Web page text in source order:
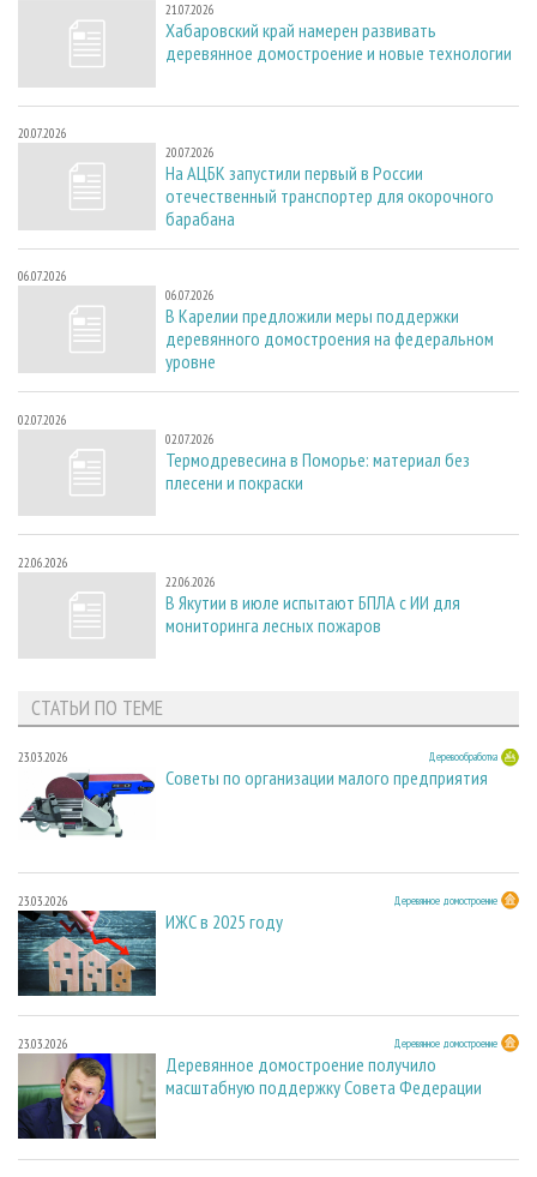
21.07.2026
Хабаровский край намерен развивать
деревянное домостроение и новые технологии
20.07.2026
20.07.2026
На АЦБК запустили первый в России
отечественный транспортер для окорочного
барабана
06.07.2026
06.07.2026
В Карелии предложили меры поддержки
деревянного домостроения на федеральном
уровне
02.07.2026
02.07.2026
Термодревесина в Поморье: материал без
плесени и покраски
22.06.2026
22.06.2026
В Якутии в июле испытают БПЛА с ИИ для
мониторинга лесных пожаров
СТАТЬИ ПО ТЕМЕ
23.03.2026 Деревообработка
Советы по организации малого предприятия
23.03.2026 Деревянное домостроение
ИЖС в 2025 году
23.03.2026 Деревянное домостроение
Деревянное домостроение получило
масштабную поддержку Совета Федерации